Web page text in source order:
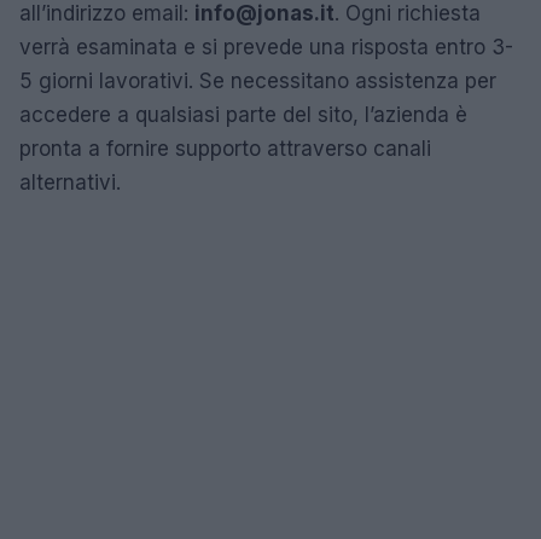
all’indirizzo email: info@jonas.it. Ogni richiesta
verrà esaminata e si prevede una risposta entro 3-
5 giorni lavorativi. Se necessitano assistenza per
accedere a qualsiasi parte del sito, l’azienda è
pronta a fornire supporto attraverso canali
alternativi.